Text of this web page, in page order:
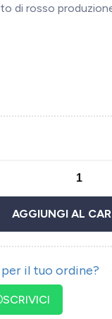
di rosso
AGGIUNGI AL
il tuo ordine?
SCRIVICI